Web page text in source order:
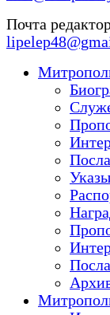
Почта
Указы